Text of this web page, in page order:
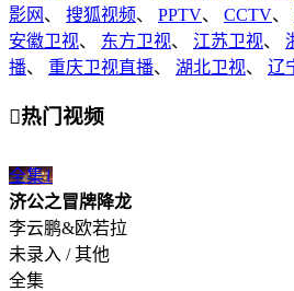
影网 、 搜狐视频、 PPTV、 CCTV、
安徽卫视、 东方卫视、 江苏卫视、
播、 重庆卫视直播、 湖北卫视、 辽
热门视频
全集1
济公之冒牌降龙
李云鹏&欧若拉
未录入 / 其他
全集